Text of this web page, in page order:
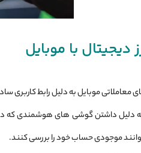
دیجیتال با موبایل
معاملاتی موبایل به دلیل رابط
به دلیل داشتن گوشی ‌های هوشمندی که
موجودی حساب خود را بررسی کنند.